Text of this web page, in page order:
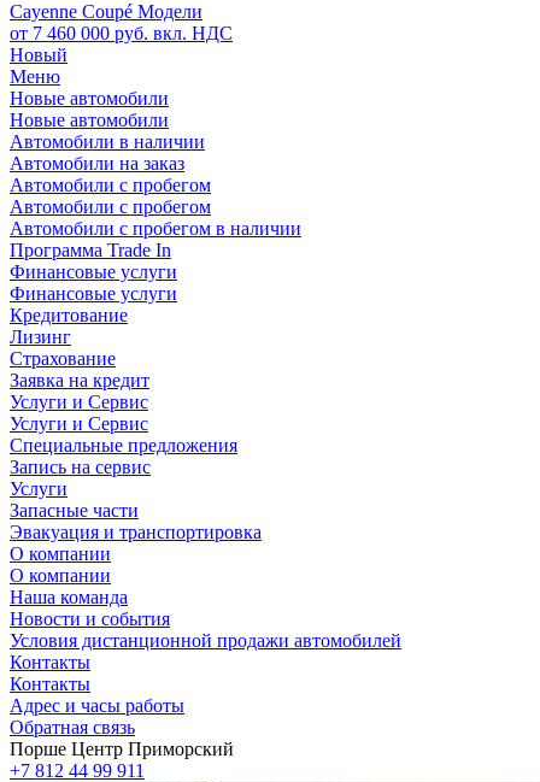
Cayenne Coupé Модели
от 7 460 000 руб. вкл. НДС
Новый
Меню
Новые автомобили
Новые автомобили
Автомобили в наличии
Автомобили на заказ
Автомобили с пробегом
Автомобили с пробегом
Автомобили с пробегом в наличии
Программа Trade In
Финансовые услуги
Финансовые услуги
Кредитование
Лизинг
Страхование
Заявка на кредит
Услуги и Сервис
Услуги и Сервис
Специальные предложения
Запись на сервис
Услуги
Запасные части
Эвакуация и транспортировка
О компании
О компании
Наша команда
Новости и события
Условия дистанционной продажи автомобилей
Контакты
Контакты
Адрес и часы работы
Обратная связь
Порше Центр Приморский
+7 812 44 99 911